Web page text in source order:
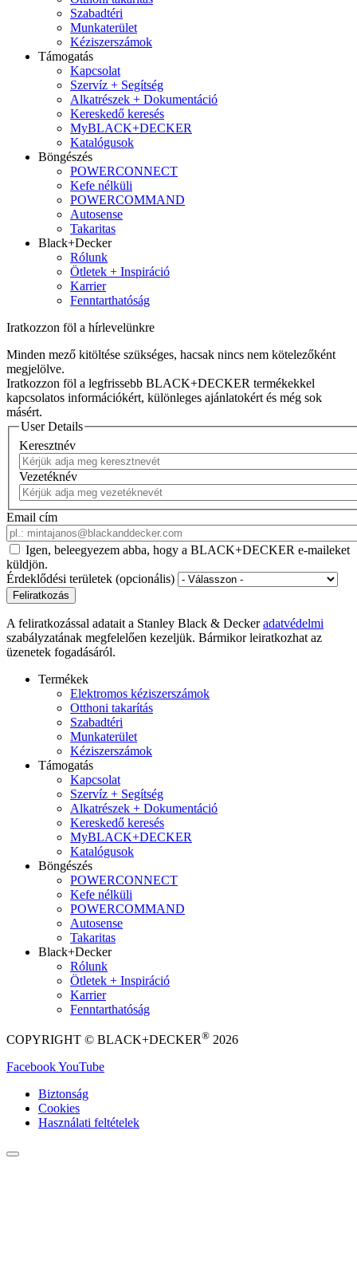
Szabadtéri
Munkaterület
Kéziszerszámok
Támogatás
Kapcsolat
Szervíz + Segítség
Alkatrészek + Dokumentáció
Kereskedő keresés
MyBLACK+DECKER
Katalógusok
Böngészés
POWERCONNECT
Kefe nélküli
POWERCOMMAND
Autosense
Takaritas
Black+Decker
Rólunk
Ötletek + Inspiráció
Karrier
Fenntarthatóság
Iratkozzon föl a hírlevelünkre
Minden mező kitöltése szükséges, hacsak nincs nem kötelezőként
megjelölve.
Iratkozzon föl a legfrissebb BLACK+DECKER termékekkel
kapcsolatos információkért, különleges ajánlatokért és még sok
másért.
User Details
Keresztnév
Vezetéknév
Email cím
Igen, beleegyezem abba, hogy a BLACK+DECKER e-maileket
küldjön.
Érdeklődési területek (opcionális)
A feliratkozással adatait a Stanley Black & Deckeradatvédelmi
szabályzatának megfelelően kezeljük. Bármikor leiratkozhat az
üzenetek fogadásáról.
Termékek
Elektromos kéziszerszámok
Otthoni takarítás
Szabadtéri
Munkaterület
Kéziszerszámok
Támogatás
Kapcsolat
Szervíz + Segítség
Alkatrészek + Dokumentáció
Kereskedő keresés
MyBLACK+DECKER
Katalógusok
Böngészés
POWERCONNECT
Kefe nélküli
POWERCOMMAND
Autosense
Takaritas
Black+Decker
Rólunk
Ötletek + Inspiráció
Karrier
Fenntarthatóság
COPYRIGHT © BLACK+DECKER® 2026
FacebookYouTube
Biztonság
Cookies
Használati feltételek